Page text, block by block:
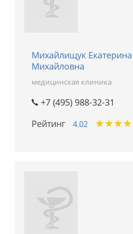
Михайлищук Екатерина
Михайловна
медицинская клиника
+7 (495) 988-32-31
Рейтинг
4.02 ★★★★
★★★★